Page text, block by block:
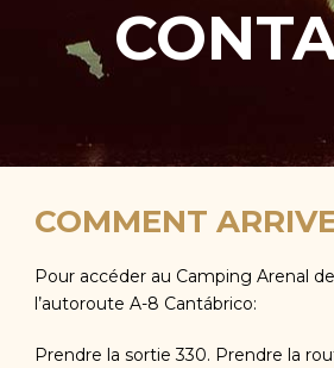
COMMENT
Pour accéder au Camping Arenal
l’autoroute A-8 Cantábrico:
Prendre la sortie 330. Prendre la